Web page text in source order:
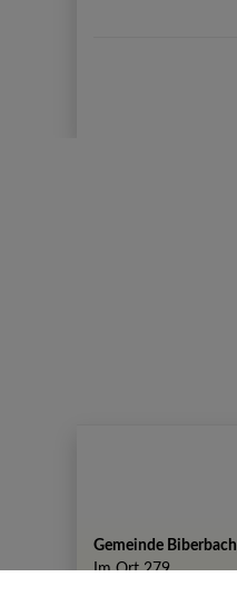
Gemeinde Biberbach
Im Ort 279